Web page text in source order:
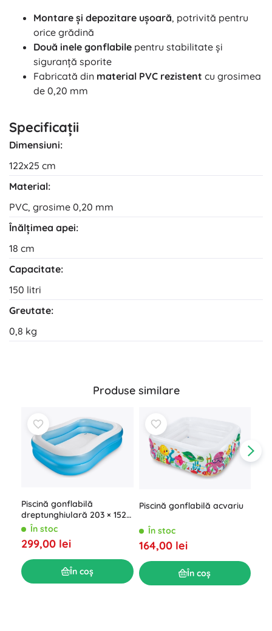
Montare și depozitare ușoară, potrivită pentru
orice grădină
Două inele gonflabile pentru stabilitate și
siguranță sporite
Fabricată din material PVC rezistent cu grosimea
de 0,20 mm
Specificații
Dimensiuni:
122x25 cm
Material:
PVC, grosime 0,20 mm
Înălțimea apei:
18 cm
Capacitate:
150 litri
Greutate:
0,8 kg
Produse similare
Piscină gonflabilă
dreptunghiulară 203 × 152 ×
48 cm
În stoc
299,00 lei
În coș
Piscină gonflabilă acvariu
În stoc
164,00 lei
În coș